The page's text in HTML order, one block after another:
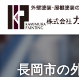
長岡市の